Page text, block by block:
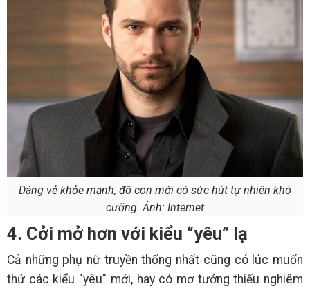
Dáng vẻ khỏe mạnh, đô con mới có sức hút tự nhiên khó
cưỡng. Ảnh: Internet
4. Cởi mở hơn với kiểu “yêu” lạ
Cả những phụ nữ truyền thống nhất cũng có lúc muốn
thử các kiểu "yêu" mới, hay có mơ tưởng thiếu nghiêm